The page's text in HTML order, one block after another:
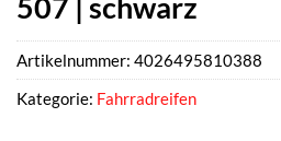
Artikelnummer: 4026495810388
Kategorie: Fahrradreifen